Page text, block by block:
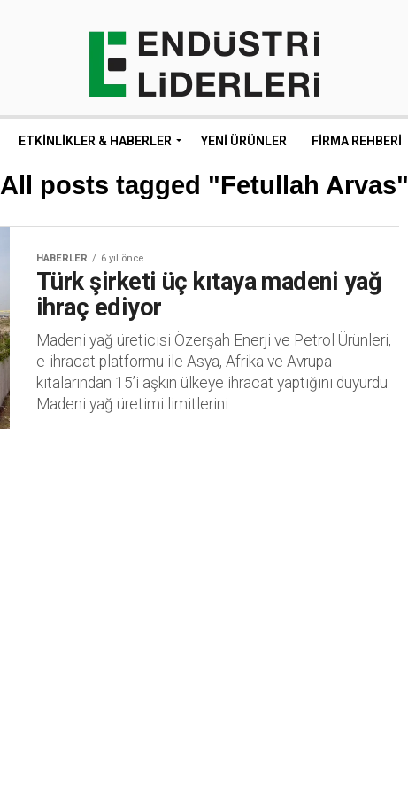
ETKINLIKLER & HABERLER YENI ÜRÜNLER FIRMA REHBERI
All posts tagged "Fetullah Arvas"
HABERLER 6 yıl önce
Türk şirketi üç kıtaya madeni yağ
ihraç ediyor
Madeni yağ üreticisi Özerşah Enerji ve Petrol Ürünleri,
e-ihracat platformu ile Asya, Afrika ve Avrupa
kıtalarından 15’i aşkın ülkeye ihracat yaptığını duyurdu.
Madeni yağ üretimi limitlerini...